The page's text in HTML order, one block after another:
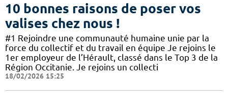
10 bonnes raisons de poser vos
valises chez nous !
#1 Rejoindre une communauté humaine unie par la
force du collectif et du travail en équipe Je rejoins le
1er employeur de l’Hérault, classé dans le Top 3 de la
Région Occitanie. Je rejoins un collecti
18/02/2026 15:25